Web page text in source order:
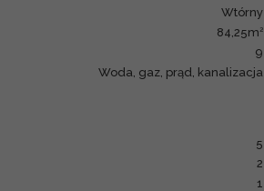
Wtórny
84,25m2
9
woda, gaz, prąd, kanalizacja
5
2
1